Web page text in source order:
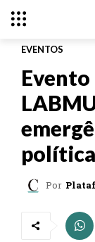
EVENTOS
Evento
Por